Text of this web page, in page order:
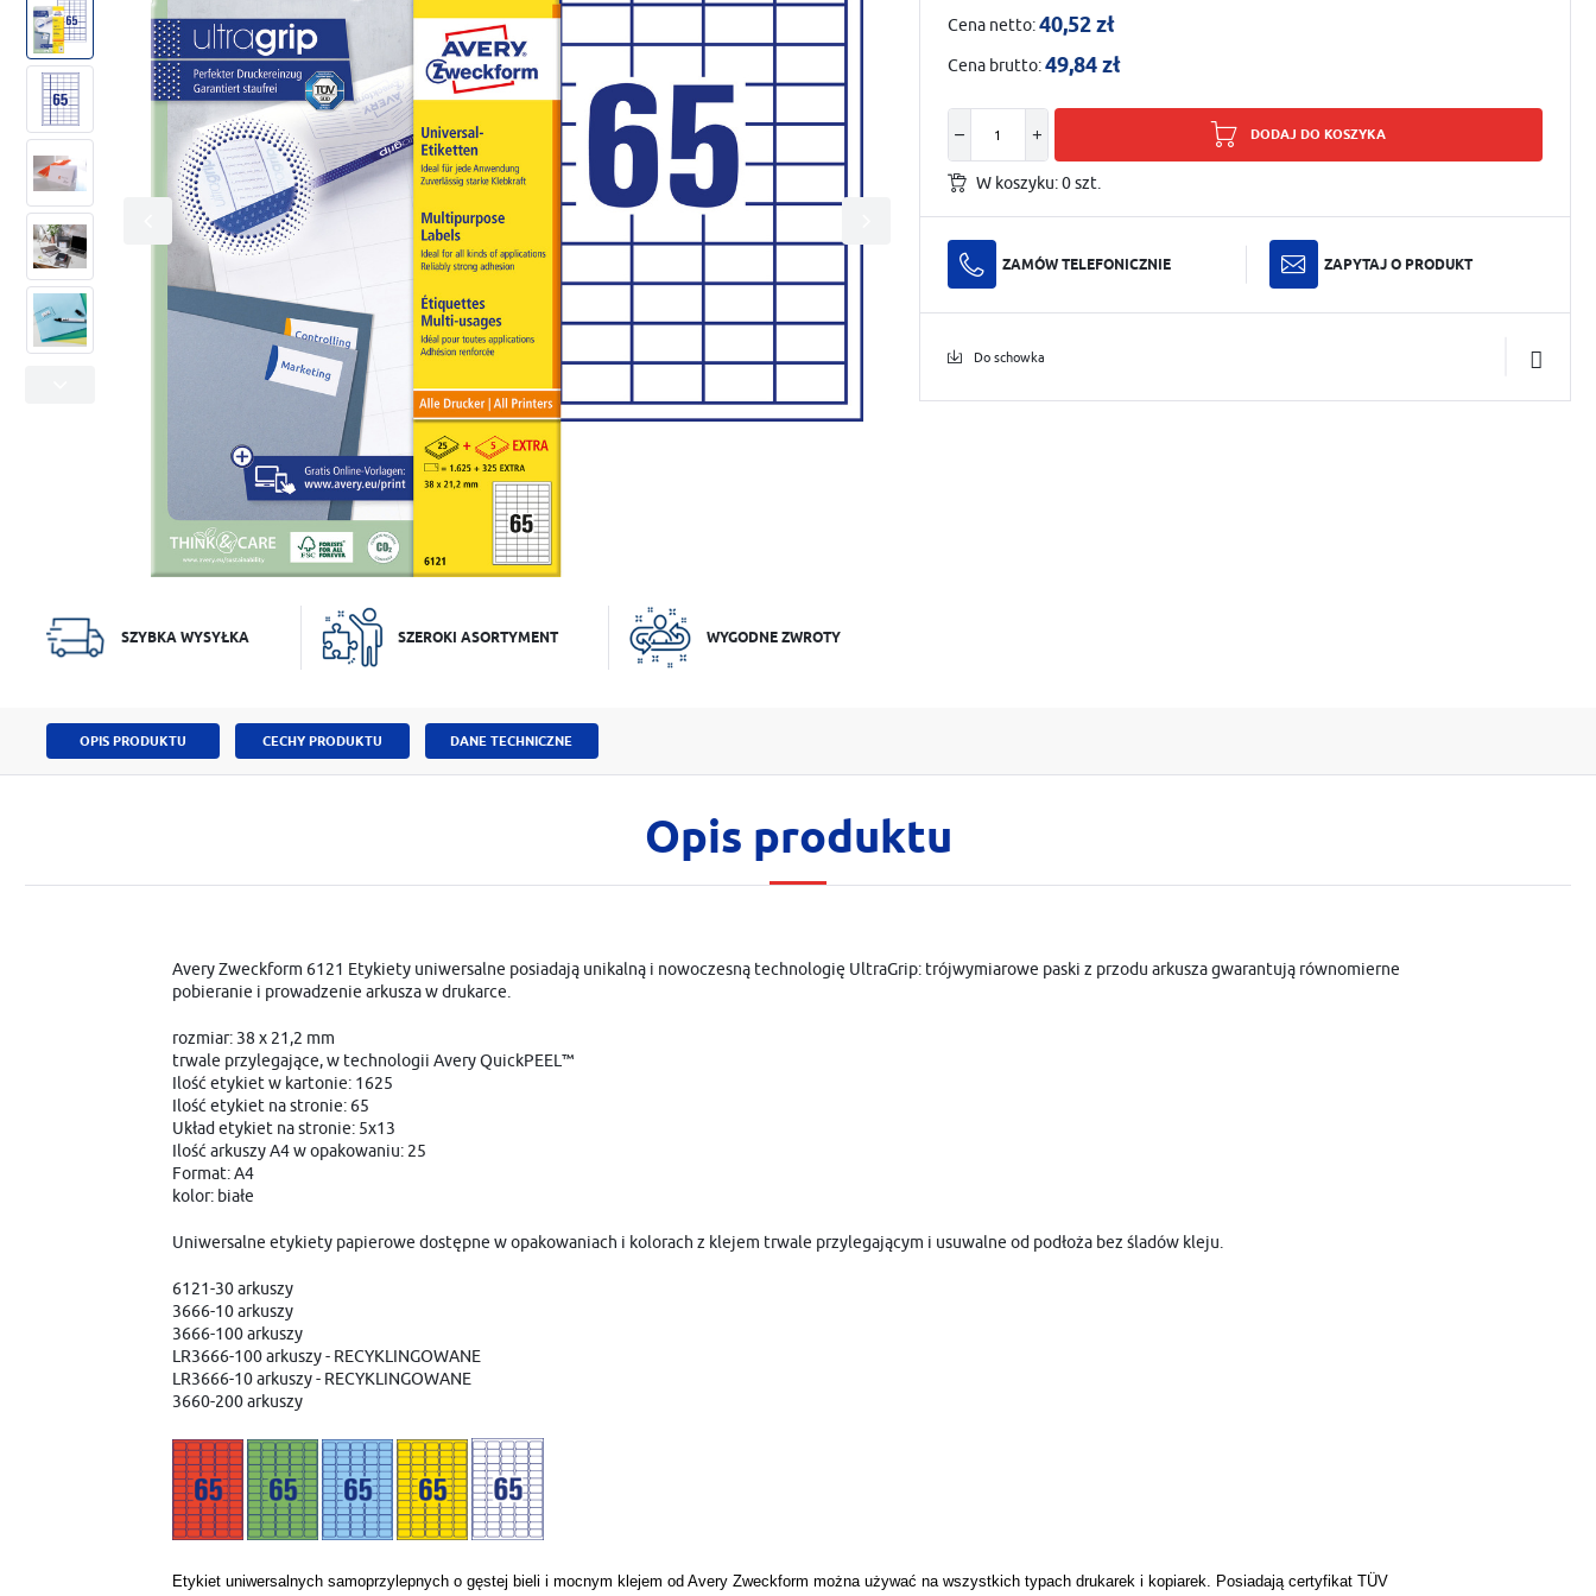
Kolorowe oznaczanie
Office & Home
Adresowe i wysyłkowe
Folie specjalistyczne
SZYBKA WYSYŁKA SZEROKI ASORTYMENT WYGODNE ZWROTY
Cena netto:40,52 zł
Cena brutto:49,84 zł
DODAJ DO KOSZYKA
W koszyku:0szt.
ZAMÓW TELEFONICZNIE ZAPYTAJ O PRODUKT
Do schowka
OPIS PRODUKTU CECHY PRODUKTU DANE TECHNICZNE
Opis produktu
Avery Zweckform 6121 Etykiety uniwersalne posiadają unikalną i nowoczesną technologię UltraGrip: trójwymiarowe paski z przodu arkusza gwarantują równomierne
pobieranie i prowadzenie arkusza w drukarce.
rozmiar: 38 x 21,2 mm
trwale przylegające, w technologii Avery QuickPEEL™
Ilość etykiet w kartonie: 1625
Ilość etykiet na stronie: 65
Układ etykiet na stronie: 5x13
Ilość arkuszy A4 w opakowaniu: 25
Format: A4
kolor: białe
Uniwersalne etykiety papierowe dostępne w opakowaniach i kolorach z klejem trwale przylegającym i usuwalne od podłoża bez śladów kleju.
6121-30 arkuszy
3666-10 arkuszy
3666-100 arkuszy
LR3666-100 arkuszy - RECYKLINGOWANE
LR3666-10 arkuszy - RECYKLINGOWANE
3660-200 arkuszy
Etykiet uniwersalnych samoprzylepnych o gęstej bieli i mocnym klejem od Avery Zweckform można używać na wszystkich typach drukarek i kopiarek. Posiadają certyfikat TÜV
USTAWIENIA
Szanujemy Twoją prywatność. Możesz zmienić ustawienia cookies lub zaakceptować je